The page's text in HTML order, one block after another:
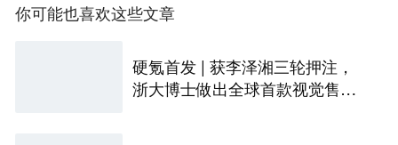
你可能也喜欢这些文章
硬氪首发 | 获李泽湘三轮押注，
浙大博士做出全球首款视觉售后